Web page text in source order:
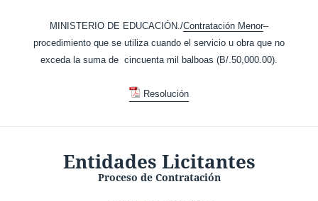
MINISTERIO DE EDUCACIÓN./Contratación Menor–
procedimiento que se utiliza cuando el servicio u obra que no
exceda la suma de cincuenta mil balboas (B/.50,000.00).
Resolución
Entidades Licitantes
Proceso de Contratación